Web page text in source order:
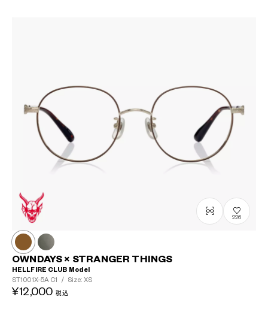
226
OWNDAYS × STRANGER THINGS
HELLFIRE CLUB Model
ST1001X-5A C1 / Size: XS
¥12,000 税込